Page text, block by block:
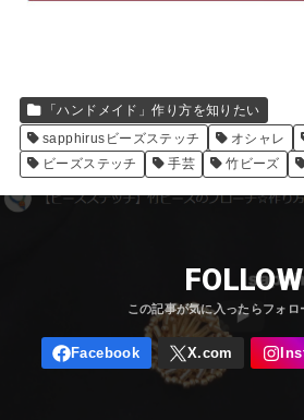
「ハンドメイド」作り方を知りたい
sapphirusビーズステッチ
オシャレ
ビーズステッチ
手芸 竹ビーズ
FOLLOW